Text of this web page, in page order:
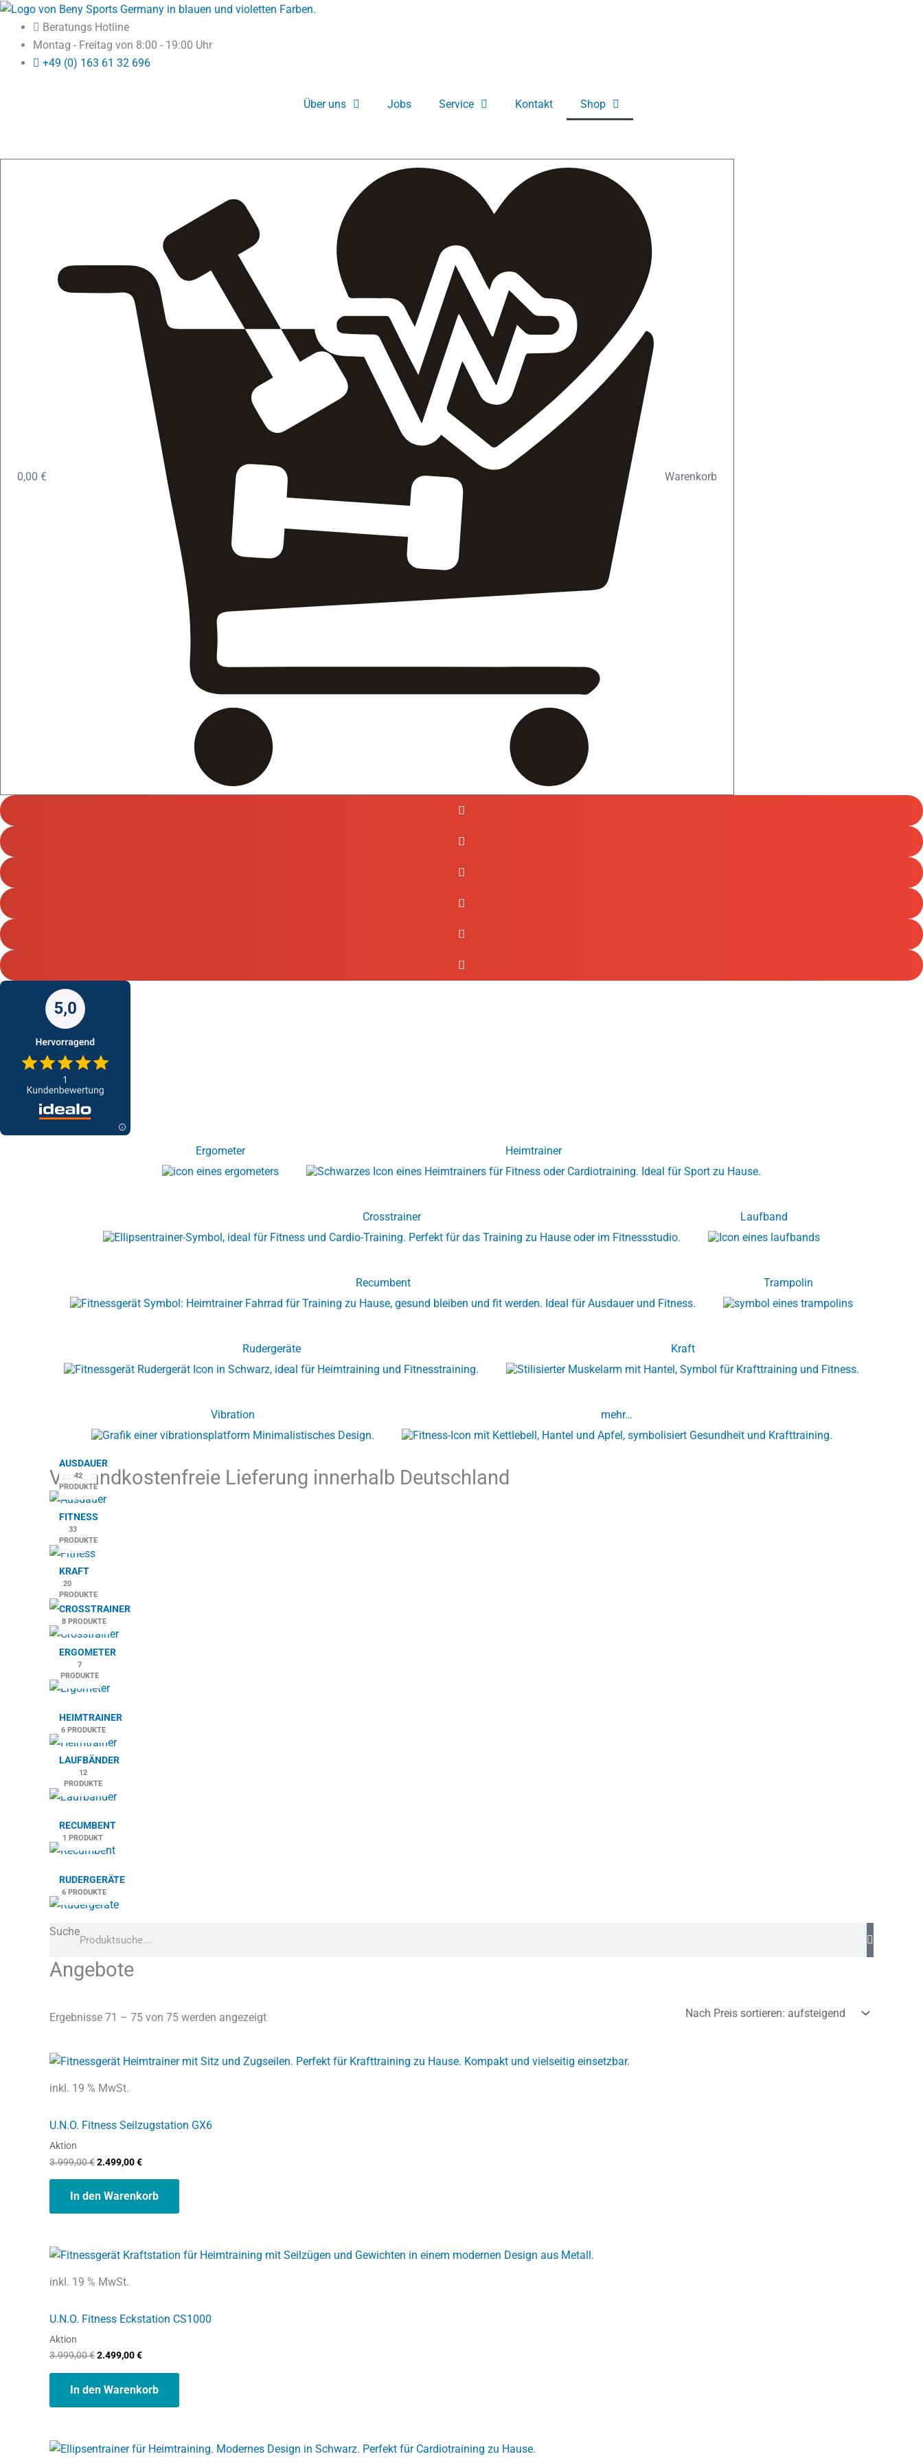
springen
Zum
Inhalt
springen
Beratungs Hotline
Montag - Freitag von 8:00 - 19:00 Uhr
+49 (0) 163 61 32 696
Über uns Jobs Service Kontakt Shop
0,00 € Warenkorb
Ergometer Heimtrainer
Crosstrainer Laufband
Recumbent Trampolin
Rudergeräte Kraft
Vibration mehr…
Versandkostenfreie Lieferung innerhalb Deutschland
AUSDAUER
42
PRODUKTE
FITNESS
33
PRODUKTE
KRAFT
20
PRODUKTE
CROSSTRAINER
8 PRODUKTE
ERGOMETER
7
PRODUKTE
HEIMTRAINER
6 PRODUKTE
LAUFBÄNDER
12
PRODUKTE
RECUMBENT
1 PRODUKT
RUDERGERÄTE
6 PRODUKTE
Suche
Angebote
Ergebnisse 71 – 75 von 75 werden angezeigt
Preis
sortiert:
inkl. 19 % MwSt.
U.N.O. Fitness Seilzugstation GX6
Aktion
3.999,00€
Ursprünglicher
Preis
war:
3.999,00 €
2.499,00€
Aktueller
In den Warenkorb
inkl. 19 % MwSt.
U.N.O. Fitness Eckstation CS1000
Aktion
3.999,00€
Ursprünglicher
Preis
war:
3.999,00 €
2.499,00€
Aktueller
In den Warenkorb
UrsprünglicherAktueller